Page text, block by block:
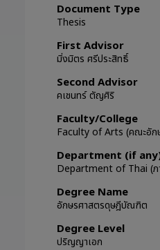
Document Type
Thesis
First Advisor
มิ่งมิตร ศรีประสิทธิ์
Second Advisor
คเชนทร์ ตัญศิริ
Faculty/College
Faculty of Arts (คณะอัก
Department (if
Department of Thai (ภ
Degree Name
อักษรศาสตรดุษฎีบัณฑิต
Degree Level
ปริญญาเอก